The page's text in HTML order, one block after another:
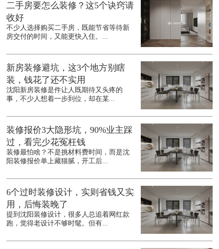
二手房要怎么装修？这5个诀窍请
收好
不少人选择购买二手房，既能节省等待新
房交付的时间，又能更快入住。...
新房装修避坑，这3个地方别瞎
装，钱花了还不实用
沈阳新房装修是件让人既期待又头疼的
事，不少人想着一步到位，却在某...
装修报价3大隐形坑，90%业主踩
过，看完少花冤枉钱
装修最怕啥？不是挑材料费时间，而是沈
阳装修报价单上藏猫腻，开工后...
6个过时装修设计，实则省钱又实
用，后悔装晚了
提到沈阳装修设计，很多人总追着网红款
跑，觉得老设计不够时髦。但有...